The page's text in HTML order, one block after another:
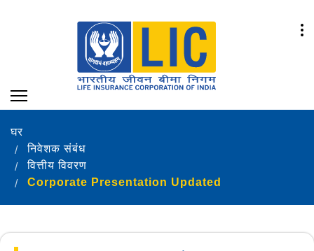
घर
निवेशक संबंध
वित्तीय विवरण
Corporate Presentation Updated